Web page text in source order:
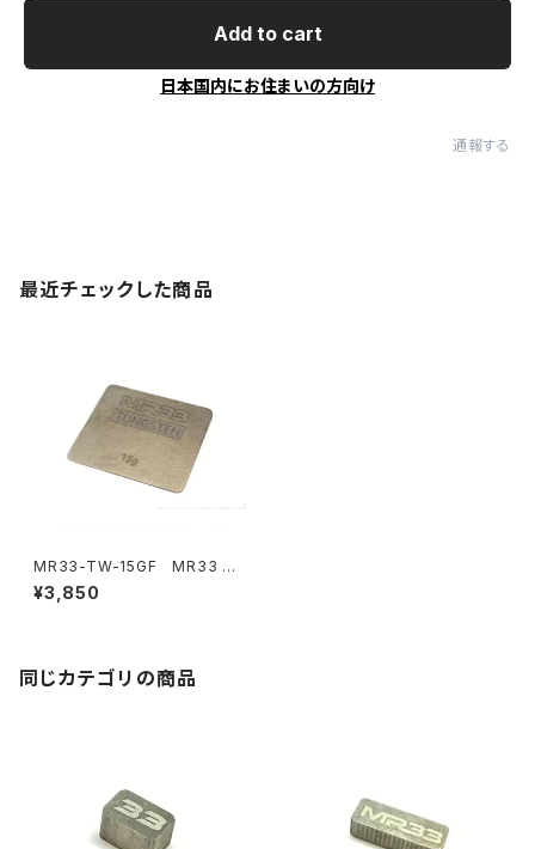
Add to cart
日本国内にお住まいの方向け
通報する
最近チェックした商品
MR33-TW-15GF MR33 タ
ングステンウェイト15g （26x3
1.5x1mm 15g）
¥3,850
同じカテゴリの商品